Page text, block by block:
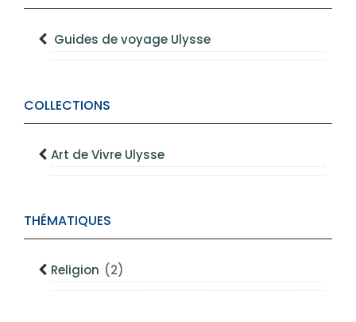
Guides de voyage Ulysse
COLLECTIONS
Art de Vivre Ulysse
THÉMATIQUES
Religion (2)